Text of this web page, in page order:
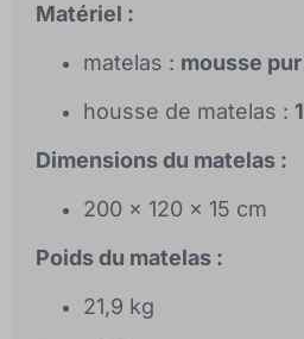
Matériel :
matelas : mousse
housse de matelas :
Dimensions du matelas :
200 x 120 x 15 cm
Poids du matelas :
21,9 kg